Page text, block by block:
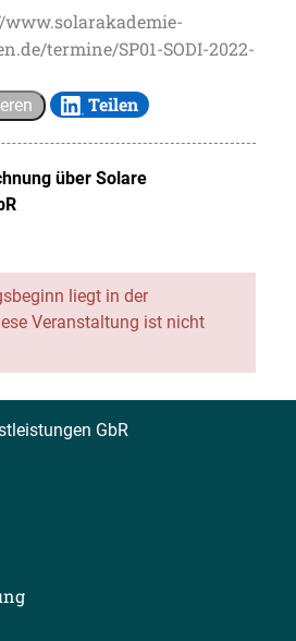
www.solarakademie-
termine/SP01-SODI-2022-
Teilen
über Solare
liegt in der
Veranstaltung ist nicht
GbR